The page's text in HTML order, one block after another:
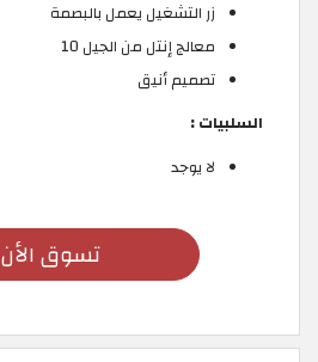
زر التشغيل يعمل بالبصمة
معالج إنتل من الجيل 10
تصميم أنيق
السلبيات :
لا يوجد
تسوق الأن